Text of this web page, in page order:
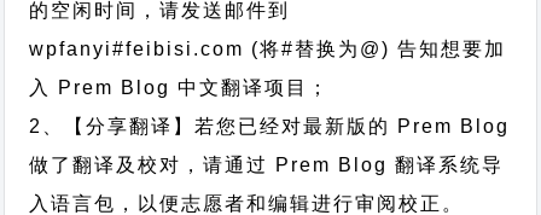
的空闲时间，请发送邮件到
wpfanyi#feibisi.com (将#替换为@) 告知想要加
入 Prem Blog 中文翻译项目；
2、【分享翻译】若您已经对最新版的 Prem Blog
做了翻译及校对，请通过 Prem Blog 翻译系统导
入语言包，以便志愿者和编辑进行审阅校正。